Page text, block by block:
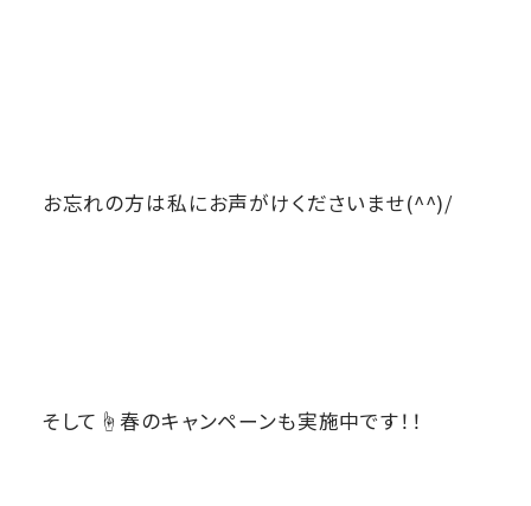
お忘れの方は私にお声がけくださいませ(^^)/
そして☝春のキャンペーンも実施中です！！